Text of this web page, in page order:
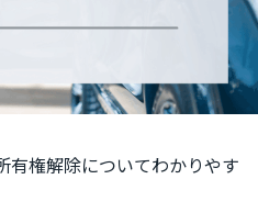
有権解除についてわかりやす